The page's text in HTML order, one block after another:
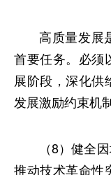
高质量发展
首要任务。必须
展阶段，深化供
发展激励约束机
（8）健全
推动技术革命性